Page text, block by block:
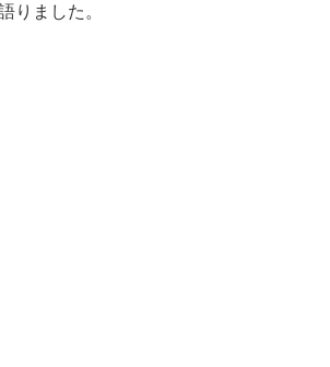
りました。